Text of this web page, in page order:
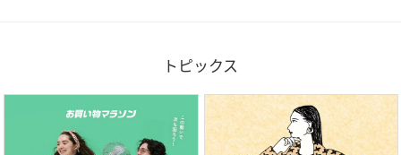
トピックス